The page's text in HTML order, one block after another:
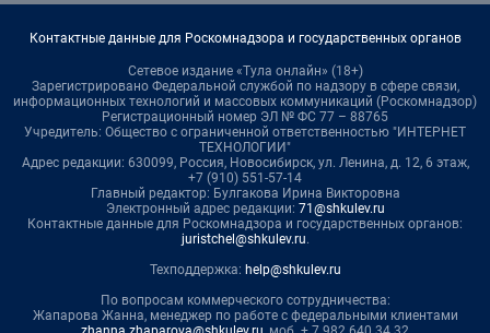
Контактные данные для Роскомнадзора и государственных органов
Сетевое издание «Тула онлайн» (18+)
Зарегистрировано Федеральной службой по надзору в сфере связи,
информационных технологий и массовых коммуникаций (Роскомнадзор)
Регистрационный номер ЭЛ № ФС 77 – 88765
Учредитель: Общество с ограниченной ответственностью "ИНТЕРНЕТ
ТЕХНОЛОГИИ"
Адрес редакции: 630099, Россия, Новосибирск, ул. Ленина, д. 12, 6 этаж,
+7 (910) 551-57-14
Главный редактор: Булгакова Ирина Викторовна
Электронный адрес редакции: 71@shkulev.ru
Контактные данные для Роскомнадзора и государственных органов:
juristchel@shkulev.ru.
Техподдержка: help@shkulev.ru
По вопросам коммерческого сотрудничества:
Жапарова Жанна, менеджер по работе с федеральными клиентами